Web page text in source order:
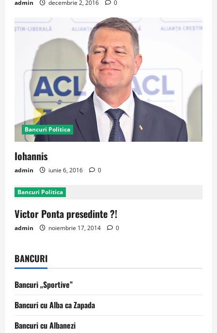
admin decembrie 2, 2016 0
Bancuri Politica
Iohannis
admin iunie 6, 2016 0
Bancuri Politica
Victor Ponta presedinte ?!
admin noiembrie 17, 2014 0
BANCURI
Bancuri „Sportive”
Bancuri cu Alba ca Zapada
Bancuri cu Albanezi